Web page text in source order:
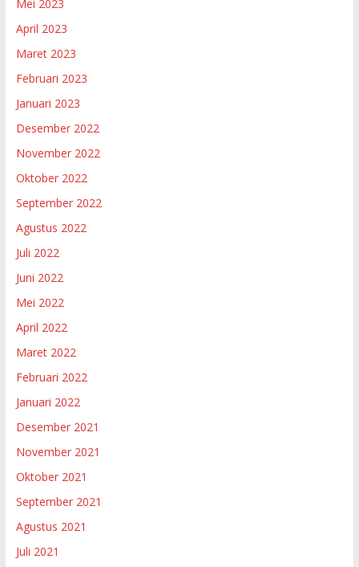
Mei 2023
April 2023
Maret 2023
Februari 2023
Januari 2023
Desember 2022
November 2022
Oktober 2022
September 2022
Agustus 2022
Juli 2022
Juni 2022
Mei 2022
April 2022
Maret 2022
Februari 2022
Januari 2022
Desember 2021
November 2021
Oktober 2021
September 2021
Agustus 2021
Juli 2021